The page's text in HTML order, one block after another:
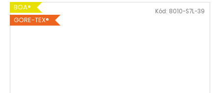
BOA®
GORE-TEX®
Kód: 8010-S7L-39